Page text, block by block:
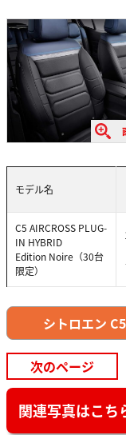
モデル名
C5 AIRCROSS PLUG-
IN HYBRID
Edition Noire（30台
限定）
シトロエン
次のページ
関連写真はこち